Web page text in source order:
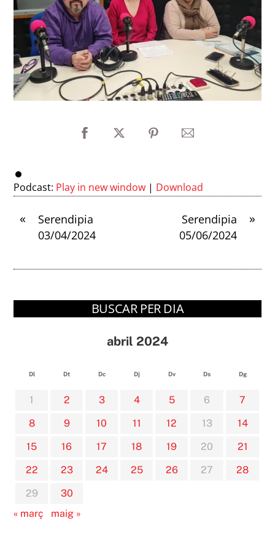
Podcast: Play in new window | Download
«
Serendipia
03/04/2024
»
Serendipia
05/06/2024
BUSCAR PER DIA
abril 2024
Dl Dt Dc Dj Dv Ds Dg
1 2 3 4 5 6
7
8
9 10 11 12 13
14
15
16 17 18 19 20
21
22
23 24 25 26 27
28
29
30
« març
maig »